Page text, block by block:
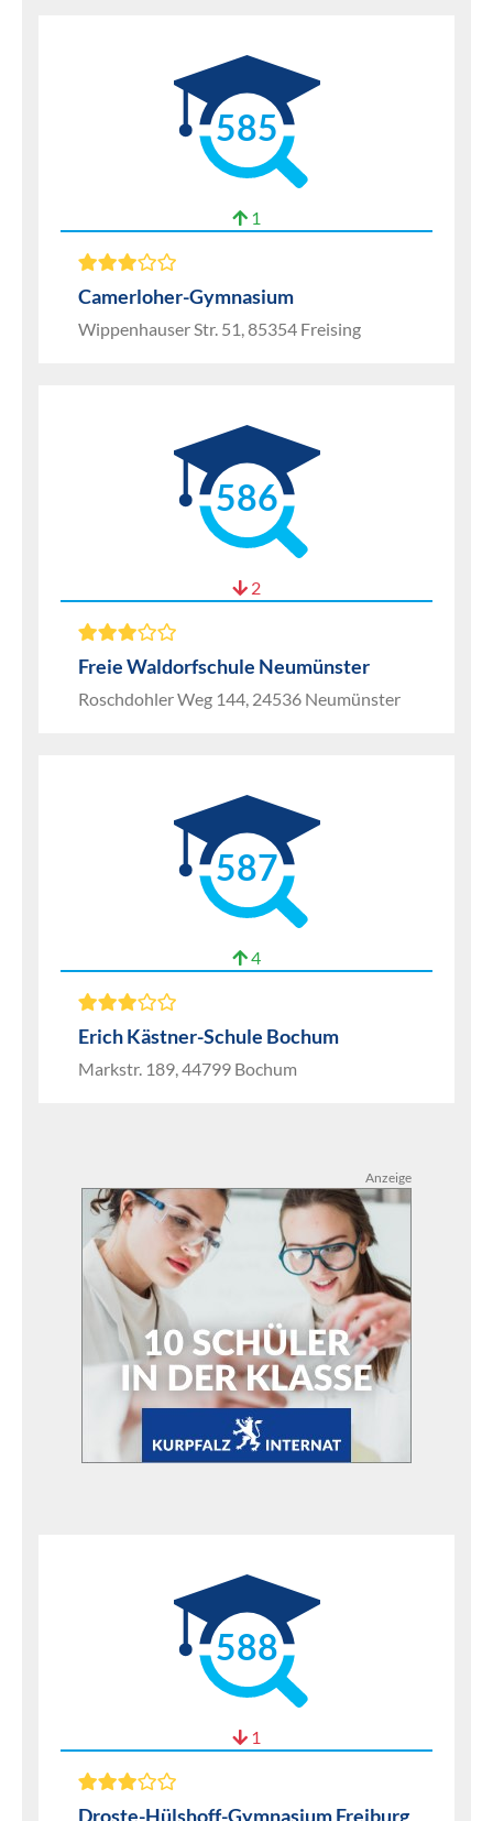
585
1
Camerloher-Gymnasium
Wippenhauser Str. 51, 85354 Freising
586
2
Freie Waldorfschule Neumünster
Roschdohler Weg 144, 24536 Neumünster
587
4
Erich Kästner-Schule Bochum
Markstr. 189, 44799 Bochum
Anzeige
588
1
Droste-Hülshoff-Gymnasium Freiburg